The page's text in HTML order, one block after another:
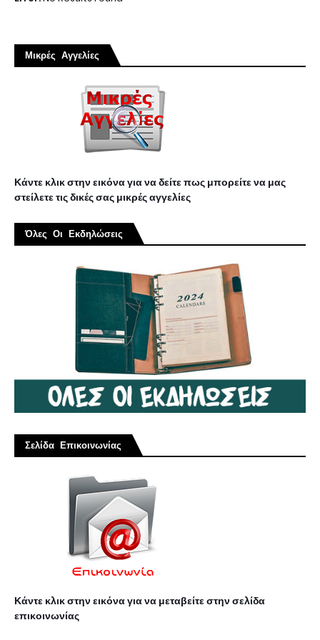
Μικρές Αγγελίες
Κάντε κλικ στην εικόνα για να δείτε πως μπορείτε να μας
στείλετε τις δικές σας μικρές αγγελίες
Όλες Οι Εκδηλώσεις
Σελίδα Επικοινωνίας
Κάντε κλικ στην εικόνα για να μεταβείτε στην σελίδα
επικοινωνίας